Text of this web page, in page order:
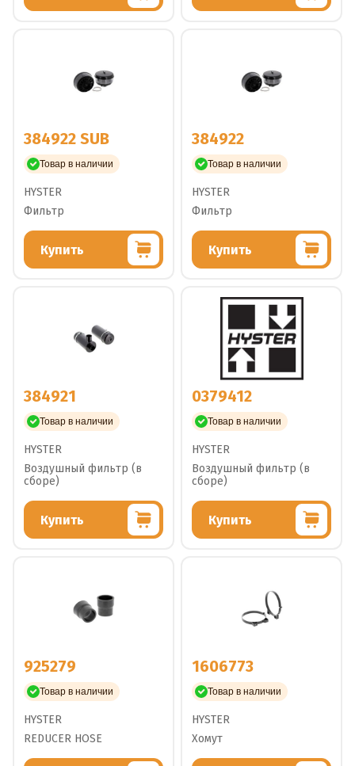
384922 SUB
Товар в наличии
HYSTER
Фильтр
Купить
384922
Товар в наличии
HYSTER
Фильтр
Купить
384921
Товар в наличии
HYSTER
Воздушный фильтр (в
сборе)
Купить
0379412
Товар в наличии
HYSTER
Воздушный фильтр (в
сборе)
Купить
925279
Товар в наличии
HYSTER
REDUCER HOSE
1606773
Товар в наличии
HYSTER
Хомут